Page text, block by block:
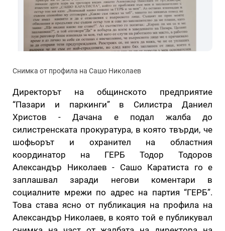
Снимка от профила на Сашо Николаев
Директорът на общинското предприятие
“Пазари и паркинги” в Силистра Даниел
Христов - Дачана е подал жалба до
силистренската прокуратура, в която твърди, че
шофьорът и охранител на областния
координатор на ГЕРБ Тодор Тодоров
Александър Николаев - Сашо Каратиста го е
заплашвал заради негови коментари в
социалните мрежи по адрес на партия “ГЕРБ”.
Това става ясно от публикация на профила на
Александър Николаев, в която той е публикувал